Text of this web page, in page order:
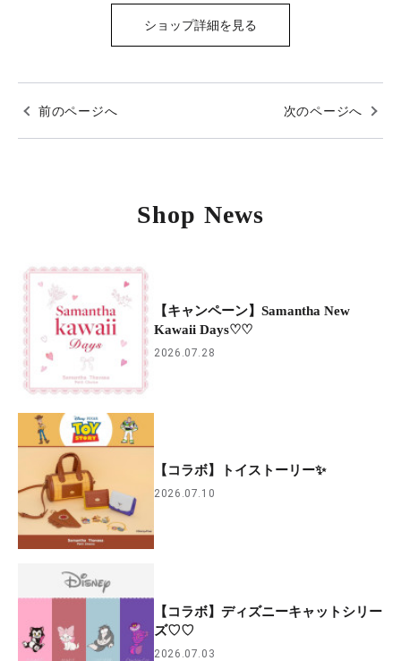
ショップ詳細を見る
前のページへ 次のページへ
Shop News
【キャンペーン】Samantha New
Kawaii Days♡♡
2026.07.28
【コラボ】トイストーリー✨
2026.07.10
【コラボ】ディズニーキャットシリー
ズ♡♡
2026.07.03